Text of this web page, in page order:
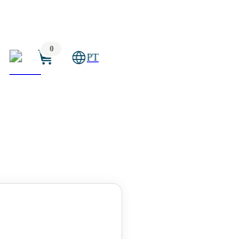
0
PT